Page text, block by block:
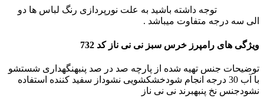
توجه داشته باشید به علت نورپردازی رنگ لباس ها دو
الی سه درجه متفاوت میباشد .
ویژگی های رامپرز خرس سبز نی نی ناز کد 732
توضیحات جنس تهیه شده از پارچه صد در صد پنبهنگهداری شستشو
با آب 30 درجه انجام شودخشکشویی نشوداز سفید کننده استفاده
نشودجنس نخ پنبهبرند نی نی ناز